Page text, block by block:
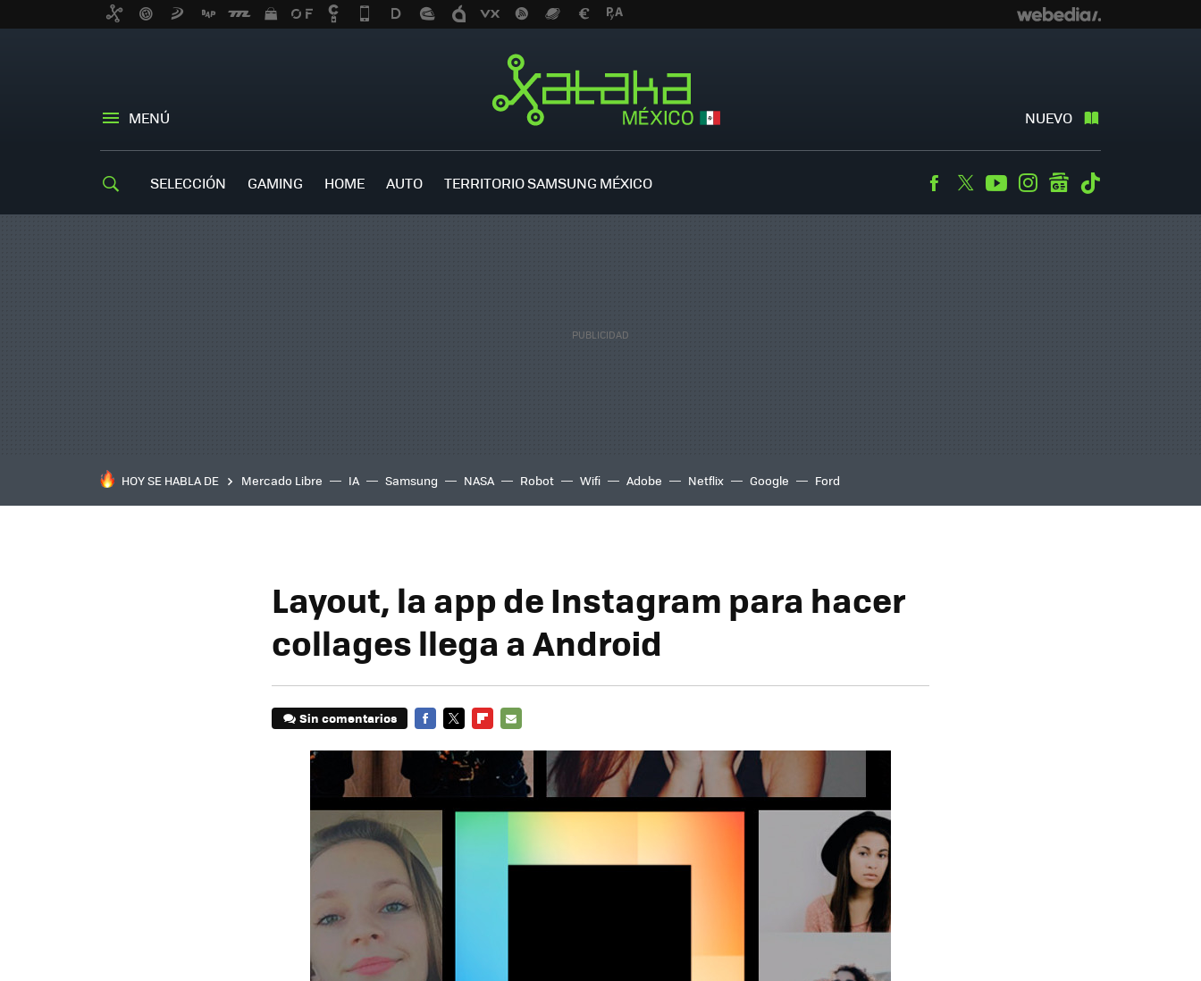
MENÚ NUEVO
SELECCIÓN GAMING HOME AUTO TERRITORIO SAMSUNG MÉXICO Facebook
TwitterYoutubeInstagramgooglenews
HOY SE HABLA DE Mercado Libre IA Samsung NASA Robot Wifi Adobe Netflix Google Ford
Layout, la app de Instagram para hacer
collages llega a Android
Sin comentarios
MAIL